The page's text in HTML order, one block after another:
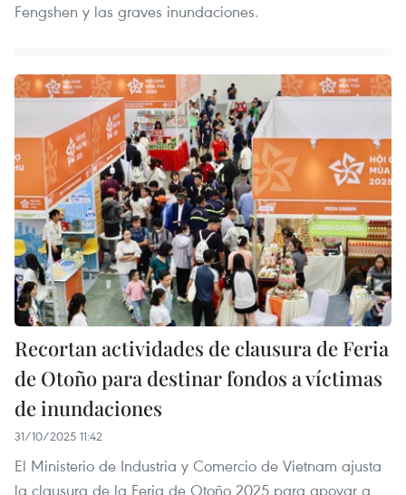
Fengshen y las graves inundaciones.
Recortan actividades de clausura de Feria
de Otoño para destinar fondos a víctimas
de inundaciones
31/10/2025 11:42
El Ministerio de Industria y Comercio de Vietnam ajusta
la clausura de la Feria de Otoño 2025 para apoyar a